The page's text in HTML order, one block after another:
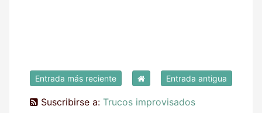
Entrada más reciente Entrada antigua
Suscribirse a: Trucos improvisados